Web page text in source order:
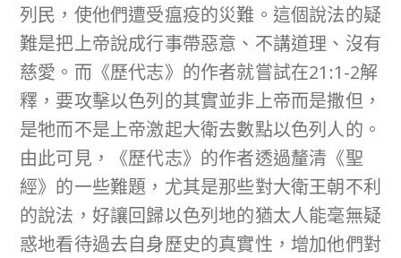
列民，使他們遭受瘟疫的災難。這個說法的疑
難是把上帝說成行事帶惡意、不講道理、沒有
慈愛。而《歷代志》的作者就嘗試在21:1-2解
釋，要攻擊以色列的其實並非上帝而是撒但，
是牠而不是上帝激起大衛去數點以色列人的。
由此可見，《歷代志》的作者透過釐清《聖
經》的一些難題，尤其是那些對大衛王朝不利
的說法，好讓回歸以色列地的猶太人能毫無疑
惑地看待過去自身歷史的真實性，增加他們對